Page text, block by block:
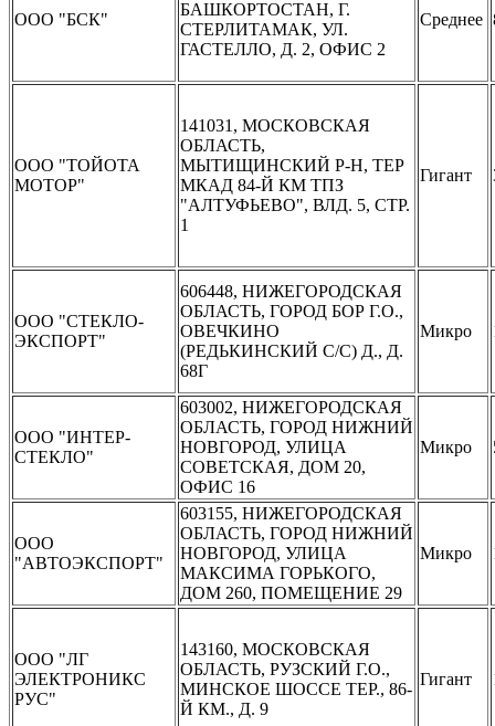
ООО "БСК"
БАШКОРТОСТАН, Г.
СТЕРЛИТАМАК, УЛ.
ГАСТЕЛЛО, Д. 2, ОФИС 2
Среднее
ООО "ТОЙОТА
МОТОР"
141031, МОСКОВСКАЯ
ОБЛАСТЬ,
МЫТИЩИНСКИЙ Р-Н, ТЕР
МКАД 84-Й КМ ТПЗ
"АЛТУФЬЕВО", ВЛД. 5, СТР.
1
Гигант
ООО "СТЕКЛО-
ЭКСПОРТ"
606448, НИЖЕГОРОДСКАЯ
ОБЛАСТЬ, ГОРОД БОР Г.О.,
ОВЕЧКИНО
(РЕДЬКИНСКИЙ С/С) Д., Д.
68Г
Микро
ООО "ИНТЕР-
СТЕКЛО"
603002, НИЖЕГОРОДСКАЯ
ОБЛАСТЬ, ГОРОД НИЖНИЙ
НОВГОРОД, УЛИЦА
СОВЕТСКАЯ, ДОМ 20,
ОФИС 16
Микро
ООО
"АВТОЭКСПОРТ"
603155, НИЖЕГОРОДСКАЯ
ОБЛАСТЬ, ГОРОД НИЖНИЙ
НОВГОРОД, УЛИЦА
МАКСИМА ГОРЬКОГО,
ДОМ 260, ПОМЕЩЕНИЕ 29
Микро
ООО "ЛГ
ЭЛЕКТРОНИКС
РУС"
143160, МОСКОВСКАЯ
ОБЛАСТЬ, РУЗСКИЙ Г.О.,
МИНСКОЕ ШОССЕ ТЕР., 86-
Й КМ., Д. 9
Гигант